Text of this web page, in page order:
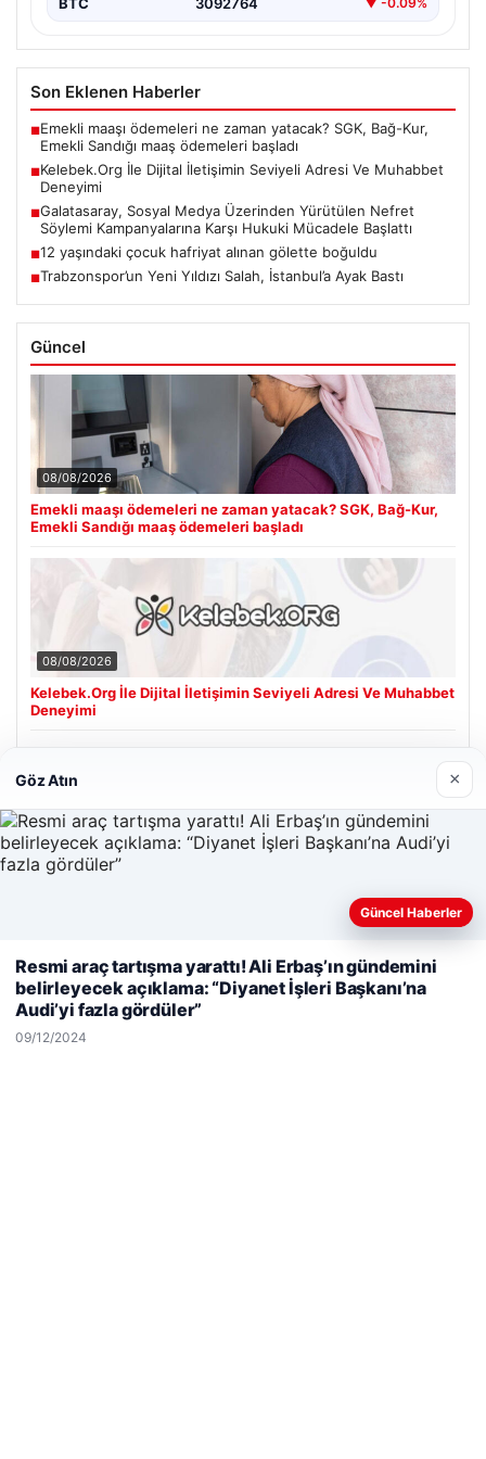
Son Eklenen Haberler
■Emekli maaşı ödemeleri ne zaman yatacak? SGK, Bağ-Kur,
Emekli Sandığı maaş ödemeleri başladı
■Kelebek.Org İle Dijital İletişimin Seviyeli Adresi Ve Muhabbet
Deneyimi
■Galatasaray, Sosyal Medya Üzerinden Yürütülen Nefret
Söylemi Kampanyalarına Karşı Hukuki Mücadele Başlattı
■12 yaşındaki çocuk hafriyat alınan gölette boğuldu
■Trabzonspor’un Yeni Yıldızı Salah, İstanbul’a Ayak Bastı
Güncel
08/08/2026
Emekli maaşı ödemeleri ne zaman yatacak? SGK, Bağ-Kur,
Emekli Sandığı maaş ödemeleri başladı
08/08/2026
Kelebek.Org İle Dijital İletişimin Seviyeli Adresi Ve Muhabbet
Deneyimi
Hastaş Beton
26/05/2026
© 2026 Haber Notları – Güncel Haberler
deneyiminizi kişiselleştirmek ve geliştirmek amacıyla çerezler
kullanıyoruz.Çerez Politikamız
Reddet
Göz Atın ×
Güncel Haberler
Resmi araç tartışma yarattı! Ali Erbaş’ın gündemini
belirleyecek açıklama: “Diyanet İşleri Başkanı’na
Audi’yi fazla gördüler”
09/12/2024